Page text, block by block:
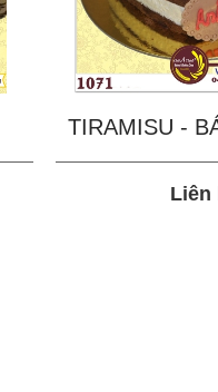
TIRAMISU -
Liên